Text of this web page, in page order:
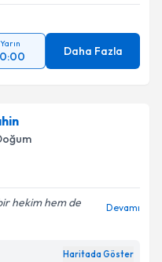
Yarın
Daha Fazla
hekim hem de
Devamı
Haritada Göster